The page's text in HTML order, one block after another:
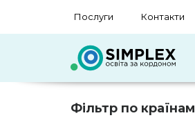
Послуги Контакти
Фільтр по країнам